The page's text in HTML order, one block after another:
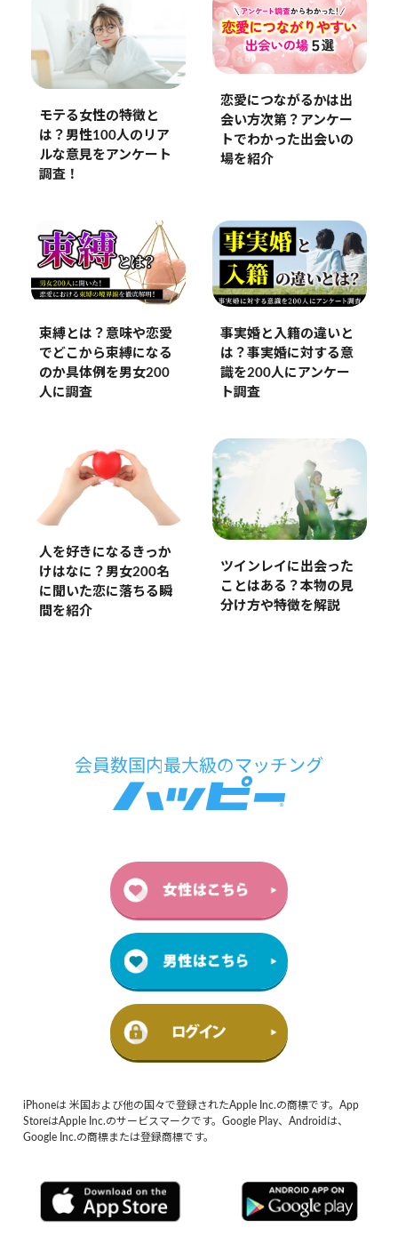
モテる女性の特徴と
は？男性100人のリア
ルな意見をアンケート
調査！
恋愛につながるかは出
会い方次第？アンケー
トでわかった出会いの
場を紹介
束縛とは？意味や恋愛
でどこから束縛になる
のか具体例を男女200
人に調査
事実婚と入籍の違いと
は？事実婚に対する意
識を200人にアンケー
ト調査
人を好きになるきっか
けはなに？男女200名
に聞いた恋に落ちる瞬
間を紹介
ツインレイに出会った
ことはある？本物の見
分け方や特徴を解説
iPhoneは 米国および他の国々で登録されたApple Inc.の商標です。App
StoreはApple Inc.のサービスマークです。Google Play、Androidは、
Google Inc.の商標または登録商標です。